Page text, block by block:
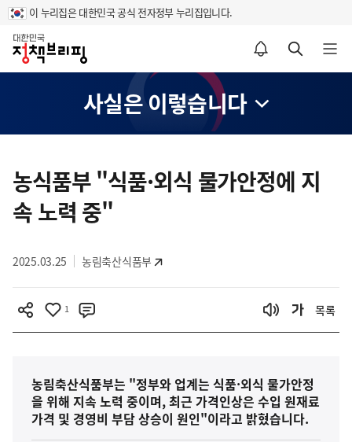
이 누리집은 대한민국 공식 전자정부 누리집입니다.
홈
알림설정 바로가기 검색 바로가기 메뉴 열기
사실은 이렇습니다
텐
츠
영
농식품부 "식품·외식 물가안정에 지
속 노력 중"
2025.03.25 농림축산식품부
1 목록
농림축산식품부는 "정부와 업계는 식품·외식 물가안정
을 위해 지속 노력 중이며, 최근 가격인상은 수입 원재료
가격 및 경영비 부담 상승이 원인"이라고 밝혔습니다.